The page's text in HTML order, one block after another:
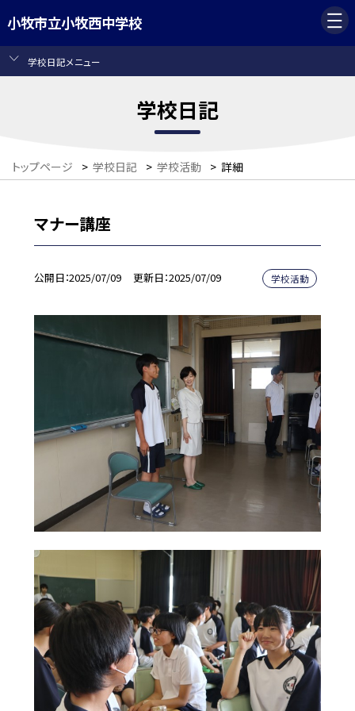
小牧市立小牧西中学校
学校日記メニュー
学校日記
トップページ > 学校日記 > 学校活動 > 詳細
マナー講座
公開日 2025/07/09 更新日 2025/07/09 学校活動